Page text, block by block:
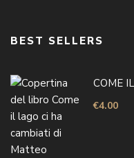
BEST SELLERS
COME
€4.00